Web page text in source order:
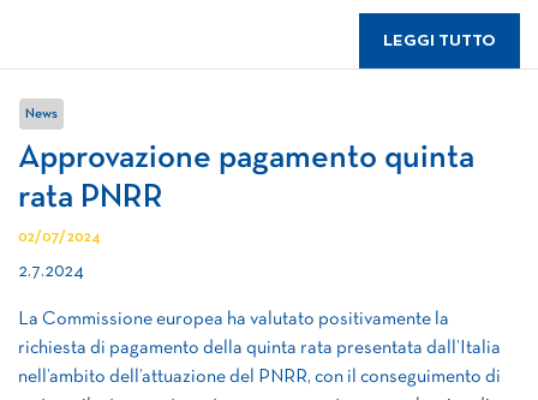
LEGGI TUTTO
News
Approvazione pagamento quinta
rata PNRR
02/07/2024
2.7.2024
La Commissione europea ha valutato positivamente la
richiesta di pagamento della quinta rata presentata dall’Italia
nell’ambito dell’attuazione del PNRR, con il conseguimento di